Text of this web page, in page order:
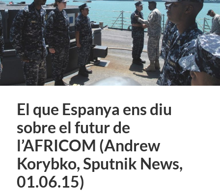
El que Espanya ens diu
sobre el futur de
l’AFRICOM (Andrew
Korybko, Sputnik News,
01.06.15)